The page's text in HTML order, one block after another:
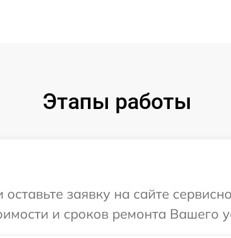
Этапы работы
заявку на сайте
и сроков ремонта Вашего